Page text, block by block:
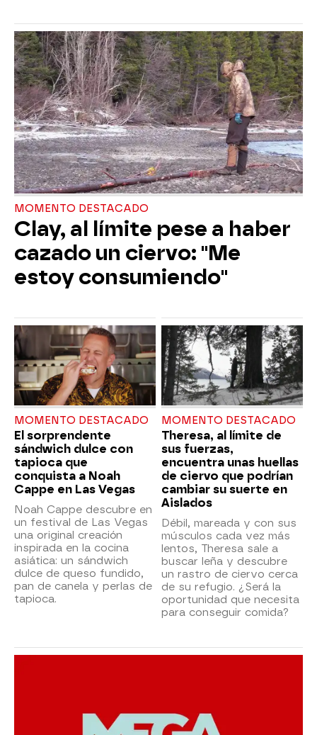
MOMENTO DESTACADO
Clay, al límite pese a haber
cazado un ciervo: "Me
estoy consumiendo"
MOMENTO DESTACADO
El sorprendente
sándwich dulce con
tapioca que
conquista a Noah
Cappe en Las Vegas
Noah Cappe descubre en
un festival de Las Vegas
una original creación
inspirada en la cocina
asiática: un sándwich
dulce de queso fundido,
pan de canela y perlas de
tapioca.
MOMENTO DESTACADO
Theresa, al límite de
sus fuerzas,
encuentra unas huellas
de ciervo que podrían
cambiar su suerte en
Aislados
Débil, mareada y con sus
músculos cada vez más
lentos, Theresa sale a
buscar leña y descubre
un rastro de ciervo cerca
de su refugio. ¿Será la
oportunidad que necesita
para conseguir comida?